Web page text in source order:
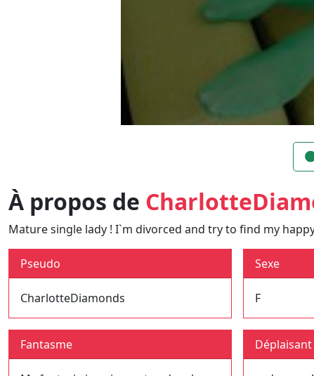
À propos de
Mature single lady ! I`m divorced and try to find my
Pseudo
CharlotteDiamonds
Sexe
F
Fantasme Déplaisant